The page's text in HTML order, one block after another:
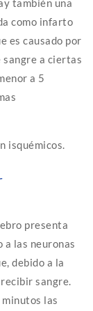
como infarto
es causado por
a ciertas
a 5
isquémicos.
presenta
a las neuronas
debido a la
sangre.
las